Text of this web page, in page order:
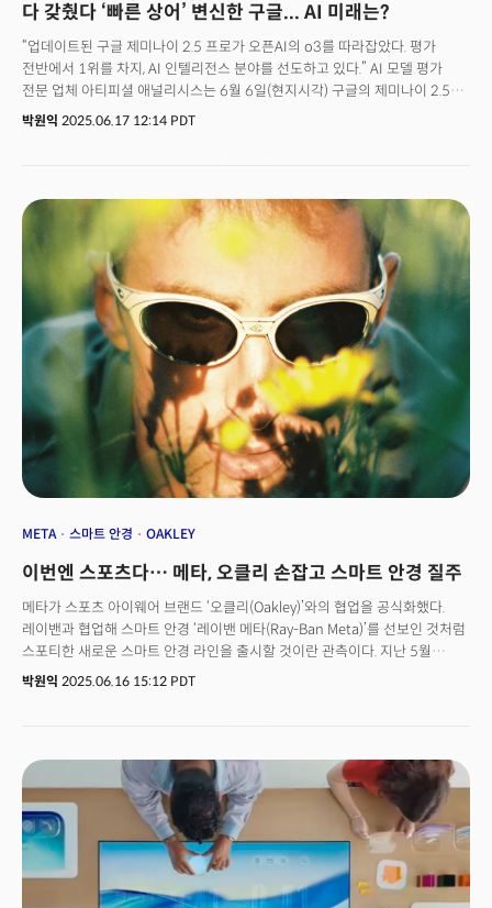
다 갖췄다 ‘빠른 상어’ 변신한 구글... AI 미래는?
“업데이트된 구글 제미나이 2.5 프로가 오픈AI의 o3를 따라잡았다. 평가
전반에서 1위를 차지, AI 인텔리전스 분야를 선도하고 있다.” AI 모델 평가
전문 업체 아티피셜 애널리시스는 6월 6일(현지시각) 구글의 제미나이 2.5
프로 6월 업데이트 모델 ‘Gemini 2.5 Pro(Jun ‘25)’ 분석 데이터를 공개하며
다중작업 언어 이해)-Pro’, 대학원 수준의 생물학, 물리학, 화학 문제들로
구성된 ‘GPQA 다이아몬드’, 수학 풀이 능력을 평가하는 ‘AIME’, 코딩 능력을
평가하는 ‘라이브코드벤치(LiveCodeBench)’ 등 7개 벤치마크로 구성된다.
‘세계에서 가장 똑똑한 AI 모델’에 등극한 셈이다.
박원익 2025.06.17 12:14 PDT
META 스마트 안경 OAKLEY
이번엔 스포츠다… 메타, 오클리 손잡고 스마트 안경 질주
메타가 스포츠 아이웨어 브랜드 ‘오클리(Oakley)’와의 협업을 공식화했다.
레이밴과 협업해 스마트 안경 ‘레이밴 메타(Ray-Ban Meta)’를 선보인 것처럼
스포티한 새로운 스마트 안경 라인을 출시할 것이란 관측이다. 지난 5월
구글이 ‘구글 I/O 2025’에서 스마트 안경 시제품을 선보이며 시장 진출을
마크 저커버그, 오클리의 최고 마케팅 책임자(CMO)인 카이오 아마토(Caio
Amato)의 인스타그램 계정을 팔로우하고 있는 공식 계정이다. 신제품 홍보,
마케팅을 위해 개설된 것으로 풀이된다. 마크 저커버그 역시 자신의
인스타그램 계정 스토리로 해당 영상을 게시하며 신제품에 대한 기대감을
높였다.
박원익 2025.06.16 15:12 PDT